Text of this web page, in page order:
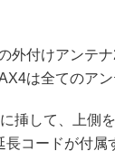
付けアンテ
は全てのアン
挿して、上側
コードが付属